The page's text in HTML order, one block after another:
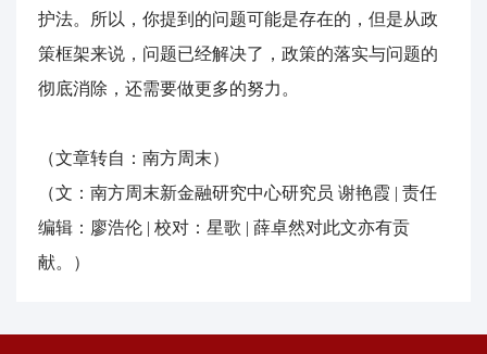
护法。所以，你提到的问题可能是存在的，但是从政
策框架来说，问题已经解决了，政策的落实与问题的
彻底消除，还需要做更多的努力。
（文章转自：南方周末）
（文：南方周末新金融研究中心研究员 谢艳霞 | 责任
编辑：廖浩伦 | 校对：星歌 | 薛卓然对此文亦有贡
献。）